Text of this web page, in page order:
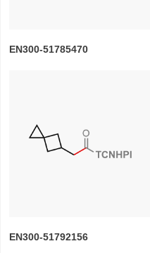
EN300-51785470
EN300-51792156